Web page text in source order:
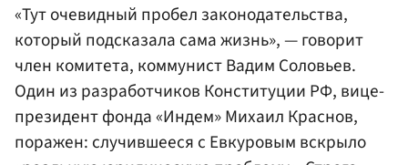
«Тут очевидный пробел законодательства,
который подсказала сама жизнь», — говорит
член комитета, коммунистВадим Соловьев.
Один из разработчиков Конституции РФ, вице-
президент фонда «Индем»Михаил Краснов,
поражен: случившееся с Евкуровым вскрыло